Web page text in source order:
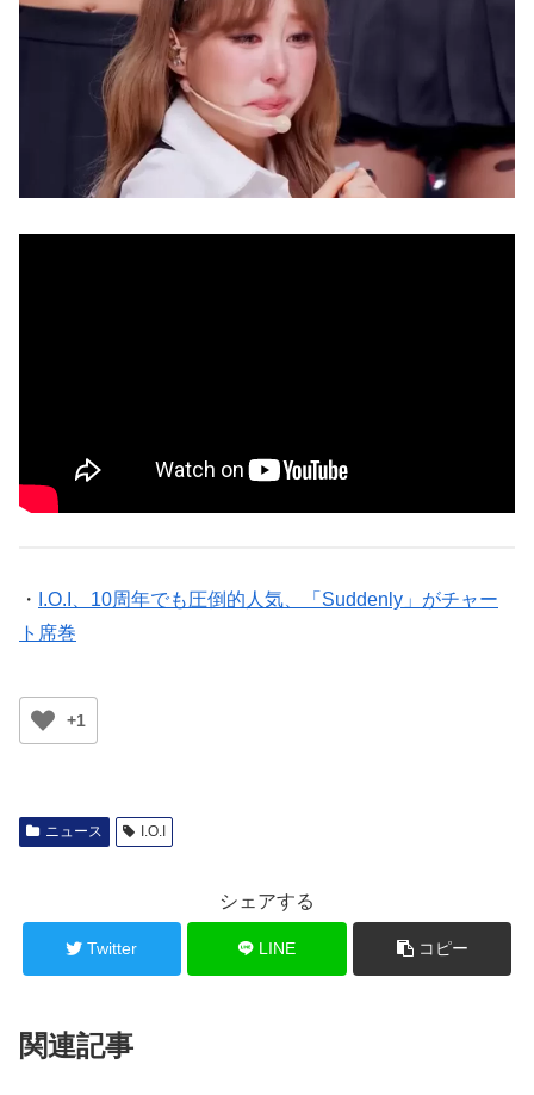
・
I.O.I、10周年でも圧倒的人気、「Suddenly」がチャー
ト席巻
+1
ニュース I.O.I
シェアする
Twitter LINE コピー
関連記事